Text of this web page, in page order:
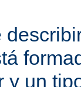
y un